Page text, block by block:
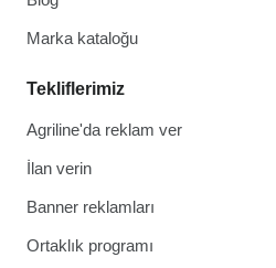
Marka kataloğu
Tekliflerimiz
Agriline'da reklam ver
İlan verin
Banner reklamları
Ortaklık programı